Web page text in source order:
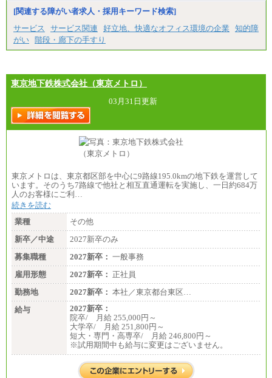
[関連する障がい者求人・採用キーワード検索]
サービス
サービス関連 好立地、快適なオフィス環境の企業
知的障
がい 階段・廊下の手すり
東京地下鉄株式会社（東京メトロ）
03月31日更新
東京メトロは、東京都区部を中心に9路線195.0kmの地下鉄を運営して
います。そのうち7路線で他社と相互直通運転を実施し、一日約684万
人のお客様にご利…
続きを読む
業種
その他
新卒／中途
2027新卒のみ
募集職種
2027新卒： 一般事務
雇用形態
2027新卒： 正社員
勤務地
2027新卒： 本社／東京都台東区…
給与
2027新卒：
院卒/ 月給 255,000円～
大学卒/ 月給 251,800円～
短大・専門・高専卒/ 月給 246,800円～
※試用期間中も給与に変更はございません。